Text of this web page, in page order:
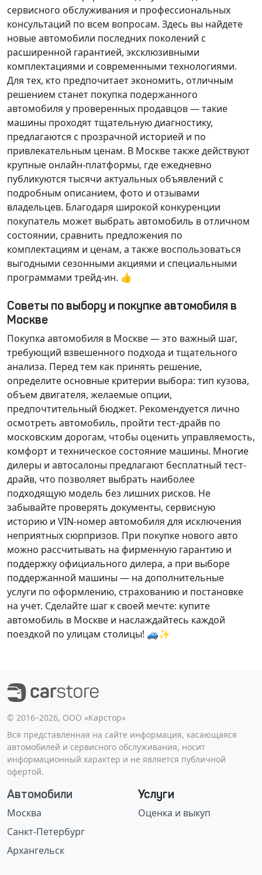
сервисного обслуживания и профессиональных
консультаций по всем вопросам. Здесь вы найдете
новые автомобили последних поколений с
расширенной гарантией, эксклюзивными
комплектациями и современными технологиями.
Для тех, кто предпочитает экономить, отличным
решением станет покупка подержанного
автомобиля у проверенных продавцов — такие
машины проходят тщательную диагностику,
предлагаются с прозрачной историей и по
привлекательным ценам. В Москве также действуют
крупные онлайн-платформы, где ежедневно
публикуются тысячи актуальных объявлений с
подробным описанием, фото и отзывами
владельцев. Благодаря широкой конкуренции
покупатель может выбрать автомобиль в отличном
состоянии, сравнить предложения по
комплектациям и ценам, а также воспользоваться
выгодными сезонными акциями и специальными
программами трейд-ин. 👍
Советы по выбору и покупке автомобиля в
Москве
Покупка автомобиля в Москве — это важный шаг,
требующий взвешенного подхода и тщательного
анализа. Перед тем как принять решение,
определите основные критерии выбора: тип кузова,
объем двигателя, желаемые опции,
предпочтительный бюджет. Рекомендуется лично
осмотреть автомобиль, пройти тест-драйв по
московским дорогам, чтобы оценить управляемость,
комфорт и техническое состояние машины. Многие
дилеры и автосалоны предлагают бесплатный тест-
драйв, что позволяет выбрать наиболее
подходящую модель без лишних рисков. Не
забывайте проверять документы, сервисную
историю и VIN-номер автомобиля для исключения
неприятных сюрпризов. При покупке нового авто
можно рассчитывать на фирменную гарантию и
поддержку официального дилера, а при выборе
поддержанной машины — на дополнительные
услуги по оформлению, страхованию и постановке
на учет. Сделайте шаг к своей мечте: купите
автомобиль в Москве и наслаждайтесь каждой
поездкой по улицам столицы! 🚙✨
©️ 2016–2026, ООО «Карстор»
Вся представленная на сайте информация, касающаяся
автомобилей и сервисного обслуживания, носит
информационный характер и не является публичной
офертой.
Автомобили
Москва
Санкт-Петербург
Архангельск
Услуги
Оценка и выкуп